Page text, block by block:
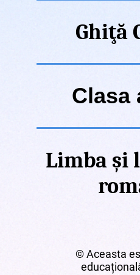
Ghiţă
Clasa
Limba și
© Aceasta